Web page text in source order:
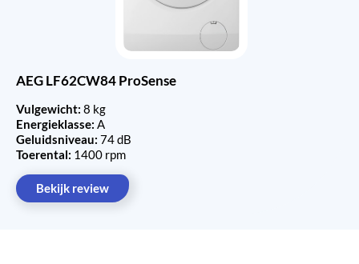
AEG LF62CW84 ProSense
Vulgewicht: 8 kg
Energieklasse: A
Geluidsniveau: 74 dB
Toerental: 1400 rpm
Bekijk review